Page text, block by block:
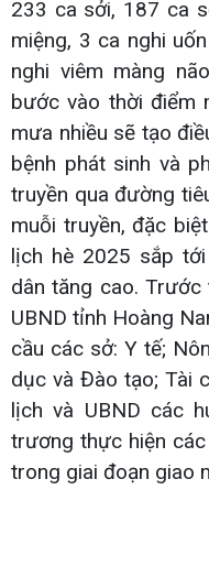
233 ca sởi, 187 ca
miệng, 3 ca nghi
nghi viêm màng
bước vào thời điểm
mưa nhiều sẽ tạo
bệnh phát sinh và
truyền qua đường
muỗi truyền, đặc
lịch hè 2025 sắp
dân tăng cao. Trước
UBND tỉnh Hoàng
cầu các sở: Y tế;
dục và Đào tạo; Tài
lịch và UBND các
trương thực hiện
trong giai đoạn giao